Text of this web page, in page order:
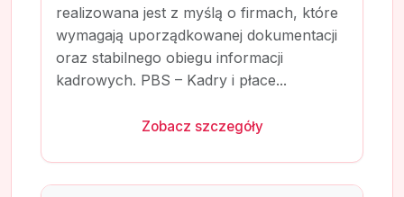
realizowana jest z myślą o firmach, które
wymagają uporządkowanej dokumentacji
oraz stabilnego obiegu informacji
kadrowych. PBS – Kadry i płace...
Zobacz szczegóły